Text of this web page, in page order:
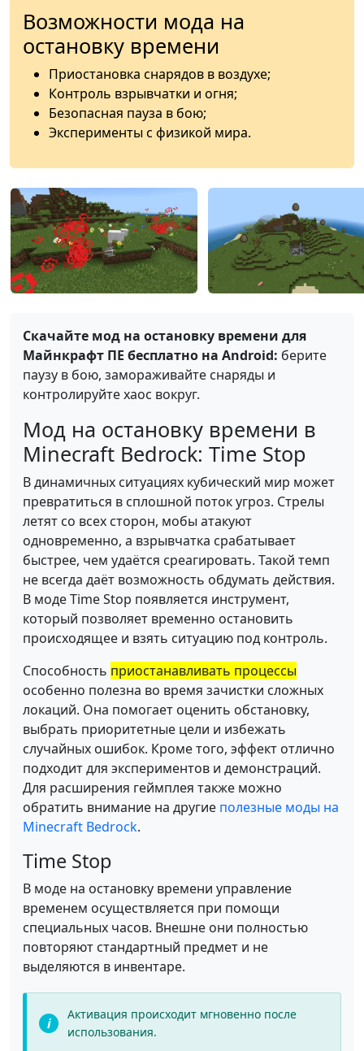
Возможности мода на
остановку времени
Приостановка снарядов в воздухе;
Контроль взрывчатки и огня;
Безопасная пауза в бою;
Эксперименты с физикой мира.
Скачайте мод на остановку времени для
Майнкрафт ПЕ бесплатно на Android: берите
паузу в бою, замораживайте снаряды и
контролируйте хаос вокруг.
Мод на остановку времени в
Minecraft Bedrock: Time Stop
В динамичных ситуациях кубический мир может
превратиться в сплошной поток угроз. Стрелы
летят со всех сторон, мобы атакуют
одновременно, а взрывчатка срабатывает
быстрее, чем удаётся среагировать. Такой темп
не всегда даёт возможность обдумать действия.
В моде Time Stop появляется инструмент,
который позволяет временно остановить
происходящее и взять ситуацию под контроль.
Способность приостанавливать процессы
особенно полезна во время зачистки сложных
локаций. Она помогает оценить обстановку,
выбрать приоритетные цели и избежать
случайных ошибок. Кроме того, эффект отлично
подходит для экспериментов и демонстраций.
Для расширения геймплея также можно
обратить внимание на другие полезные моды на
Minecraft Bedrock.
Time Stop
В моде на остановку времени управление
временем осуществляется при помощи
специальных часов. Внешне они полностью
повторяют стандартный предмет и не
выделяются в инвентаре.
Активация происходит мгновенно после
использования.